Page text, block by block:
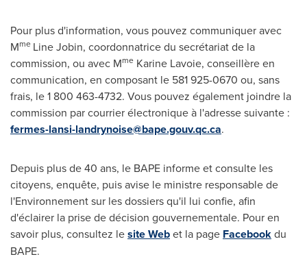
Pour plus d'information, vous pouvez communiquer avec
Mme Line Jobin, coordonnatrice du secrétariat de la
commission, ou avec Mme Karine Lavoie, conseillère en
communication, en composant le 581 925-0670 ou, sans
frais, le 1 800 463-4732. Vous pouvez également joindre la
commission par courrier électronique à l'adresse suivante :
fermes-lansi-landrynoise@bape.gouv.qc.ca.
Depuis plus de 40 ans, le BAPE informe et consulte les
citoyens, enquête, puis avise le ministre responsable de
l'Environnement sur les dossiers qu'il lui confie, afin
d'éclairer la prise de décision gouvernementale. Pour en
savoir plus, consultez lesite Webet la page Facebookdu
BAPE.